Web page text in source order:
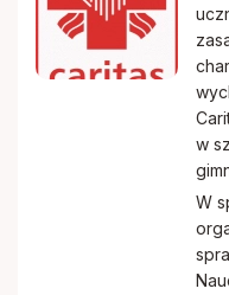
Szkolne
Papieskie
Dziewczęca
w
W